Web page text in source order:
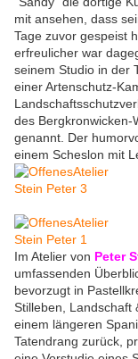
mit ansehen, dass
Tage zuvor gespeist
erfreulicher war
seinem Studio in der
einer Artenschutz-
des Bergkronwicken-
genannt. Der
einem Scheslon mit
Im Atelier von Peter
umfassenden
bevorzugt in
Stilleben, Landschaft
einem längeren
Tatendrang zurück,